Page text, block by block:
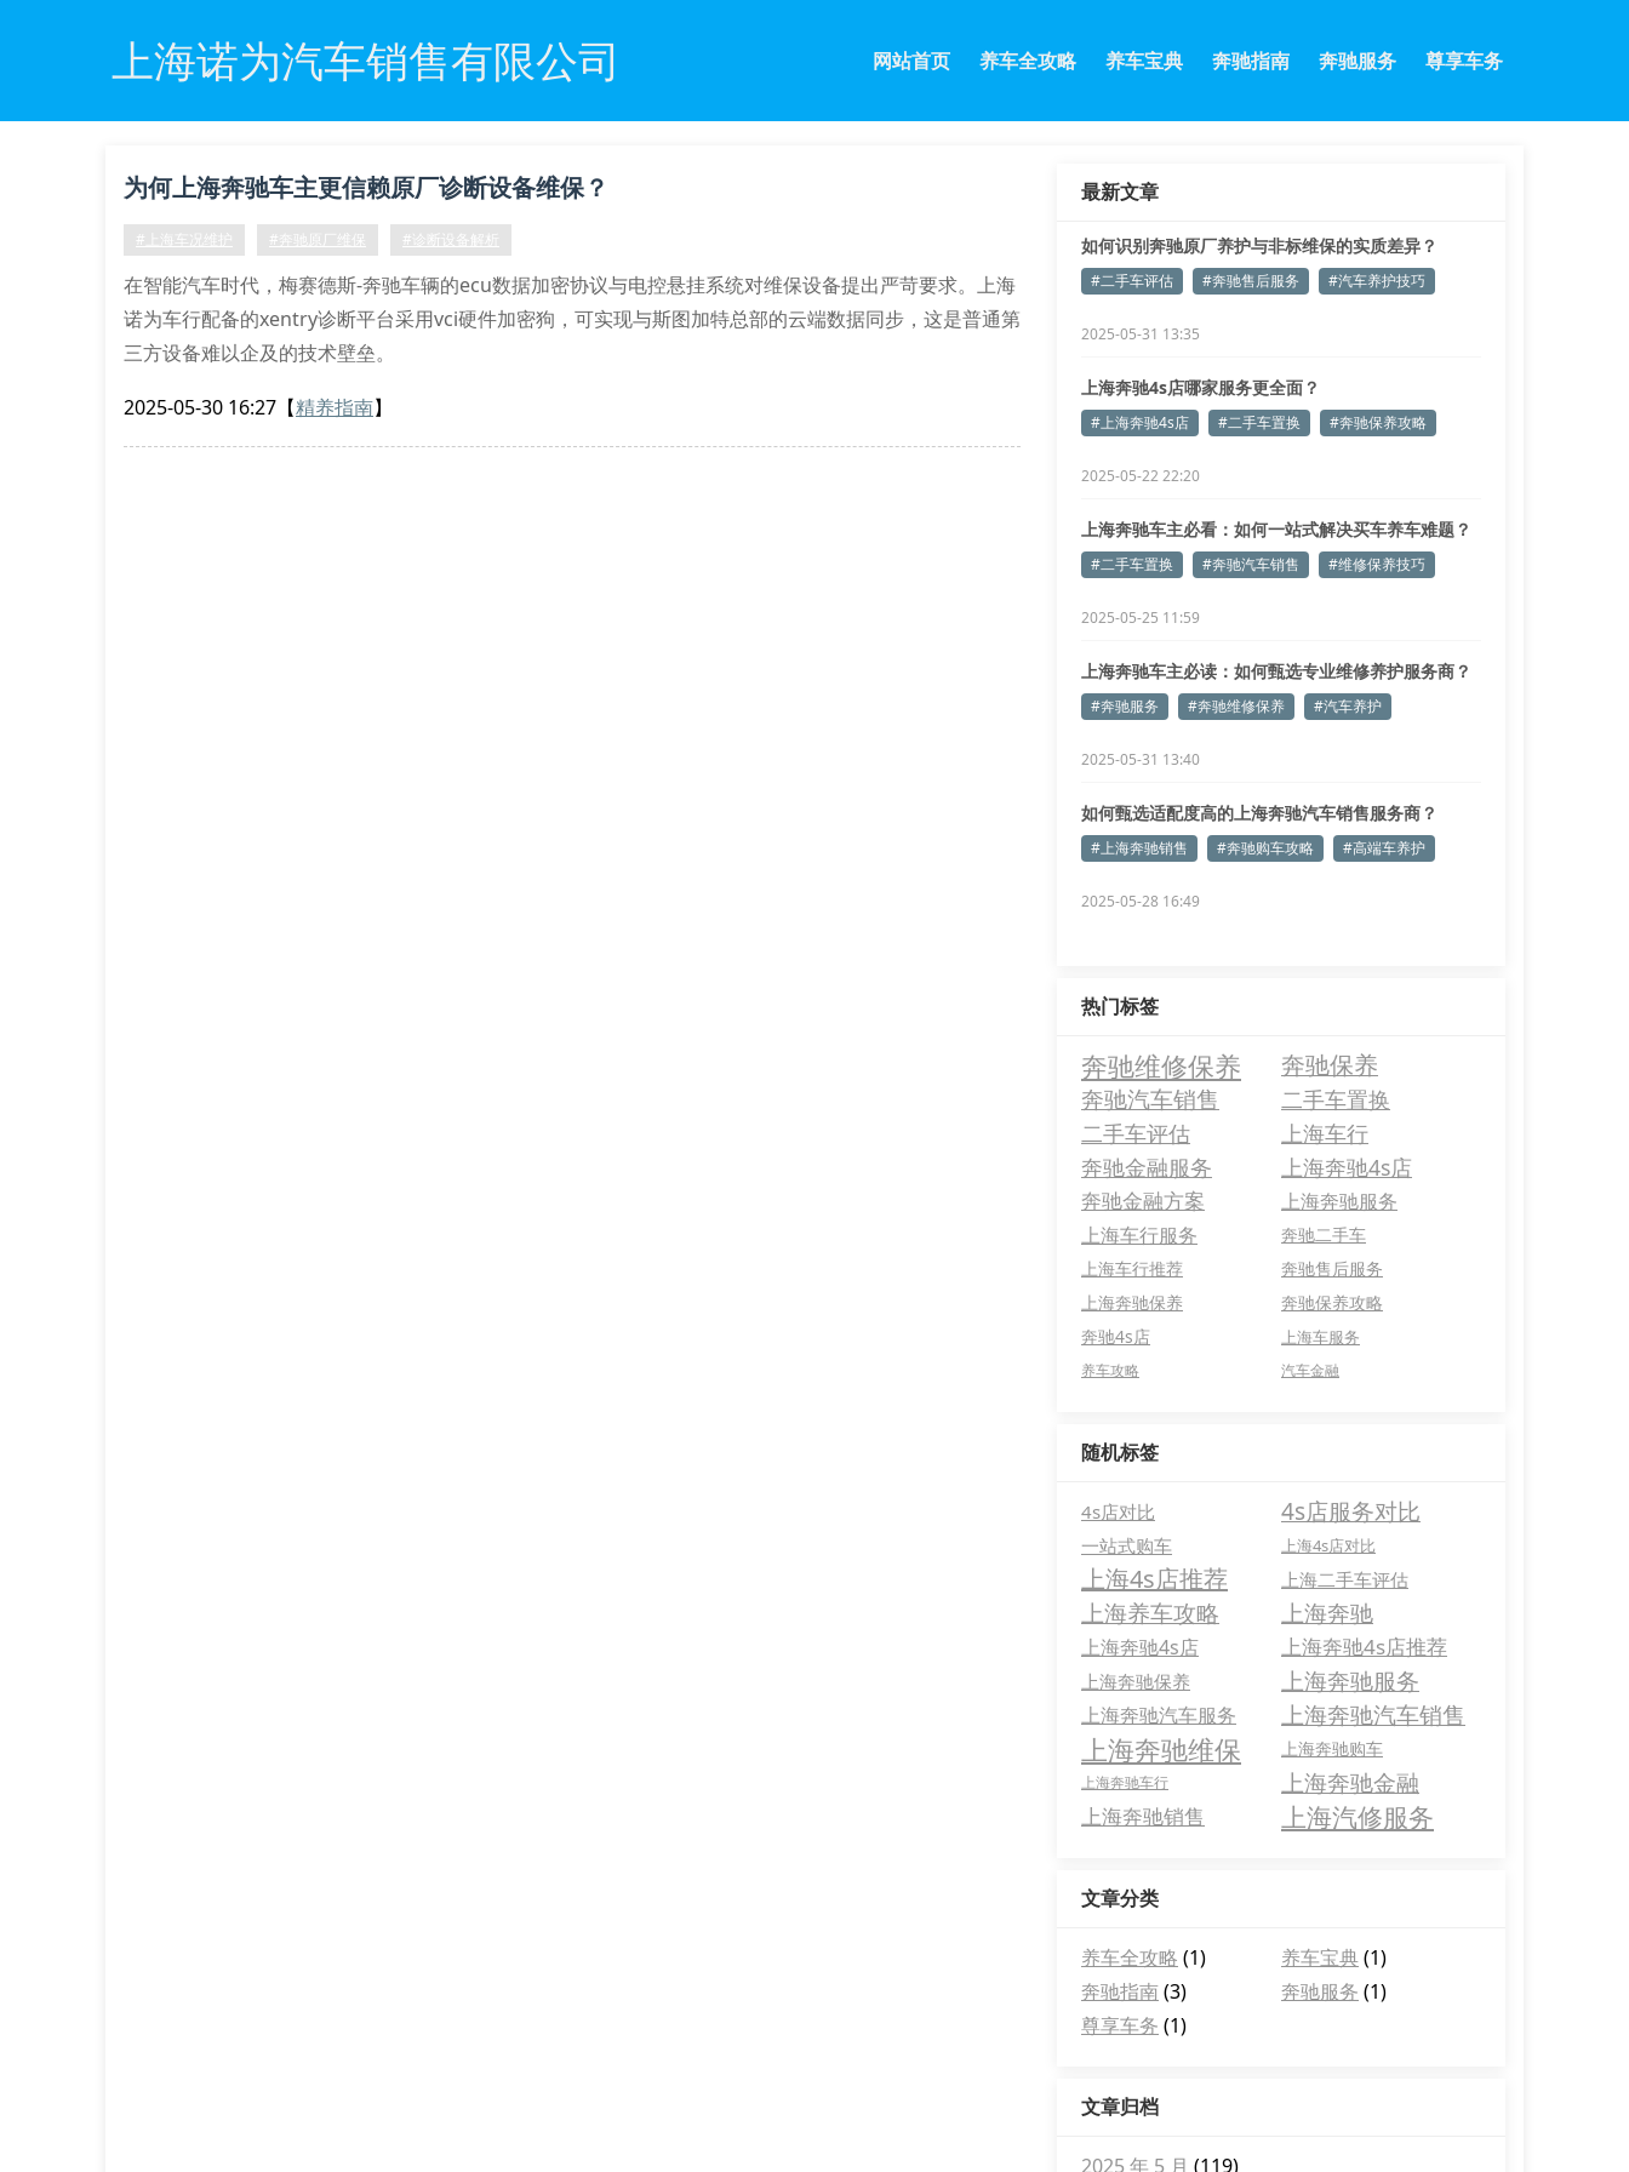
上海诺为汽车销售有限公司 网站首页 养车全攻略 养车宝典 奔驰指南 奔驰服务 尊享车务
为何上海奔驰车主更信赖原厂诊断设备维保？
#上海车况维护 #奔驰原厂维保 #诊断设备解析
在智能汽车时代，梅赛德斯-奔驰车辆的ecu数据加密协议与电控悬挂系统对维保设备提出严苛要求。上海
诺为车行配备的xentry诊断平台采用vci硬件加密狗，可实现与斯图加特总部的云端数据同步，这是普通第
三方设备难以企及的技术壁垒。
obd-ii端口全协议解析：精准读取48v轻混系统的运行日志
固件在线刷写：支持nfc密钥认证的软件升级服务
2025-05-30 16:27 【精养指南】
最新文章
如何识别奔驰原厂养护与非标维保的实质差异？
#二手车评估 #奔驰售后服务 #汽车养护技巧
2025-05-31 13:35
上海奔驰4s店哪家服务更全面？
#上海奔驰4s店 #二手车置换 #奔驰保养攻略
2025-05-22 22:20
上海奔驰车主必看：如何一站式解决买车养车难题？
#二手车置换 #奔驰汽车销售 #维修保养技巧
2025-05-25 11:59
上海奔驰车主必读：如何甄选专业维修养护服务商？
#奔驰服务 #奔驰维修保养 #汽车养护
2025-05-31 13:40
如何甄选适配度高的上海奔驰汽车销售服务商？
#上海奔驰销售 #奔驰购车攻略 #高端车养护
2025-05-28 16:49
热门标签
奔驰维修保养 奔驰保养
奔驰汽车销售
二手车置换
二手车评估
上海车行
奔驰金融服务
上海奔驰4s店
奔驰金融方案
上海奔驰服务
上海车行服务
奔驰二手车
上海车行推荐
奔驰售后服务
上海奔驰保养
奔驰保养攻略
奔驰4s店
上海车服务
养车攻略 汽车金融
随机标签
4s店对比 4s店服务对比
一站式购车 上海4s店对比
上海4s店推荐 上海二手车评估
上海养车攻略 上海奔驰
上海奔驰4s店 上海奔驰4s店推荐
上海奔驰保养 上海奔驰服务
上海奔驰汽车服务 上海奔驰汽车销售
上海奔驰维保 上海奔驰购车
上海奔驰车行 上海奔驰金融
上海奔驰销售 上海汽修服务
文章分类
养车全攻略 (1) 养车宝典(1)
奔驰指南(3) 奔驰服务 (1)
尊享车务 (1)
文章归档
2025 年 5 月 (119)